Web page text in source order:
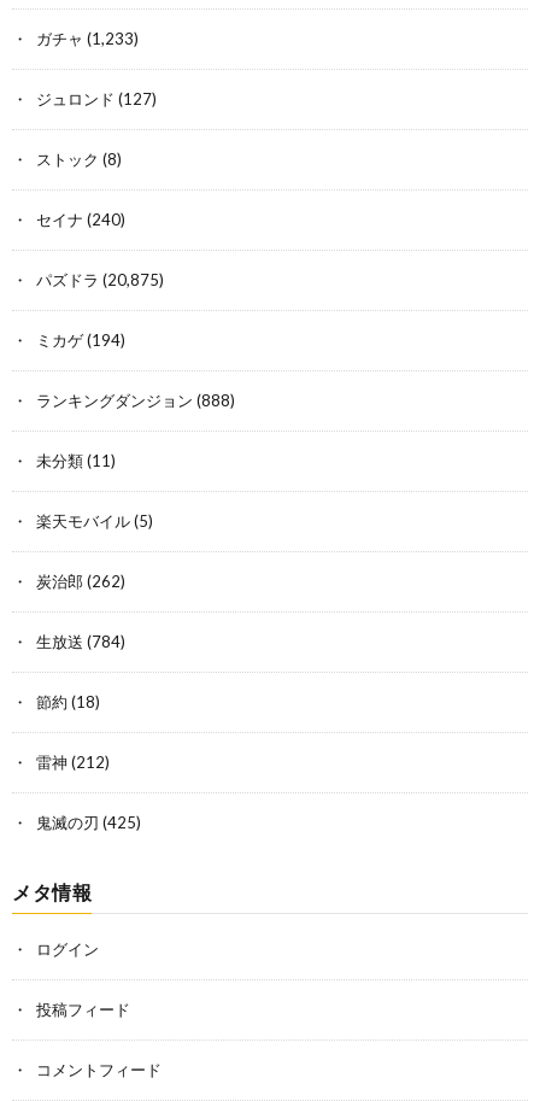
ガチャ (1,233)
ジュロンド (127)
ストック (8)
セイナ (240)
パズドラ (20,875)
ミカゲ(194)
ランキングダンジョン (888)
未分類(11)
楽天モバイル(5)
炭治郎 (262)
生放送 (784)
節約 (18)
雷神 (212)
鬼滅の刃 (425)
メタ情報
ログイン
投稿フィード
コメントフィード